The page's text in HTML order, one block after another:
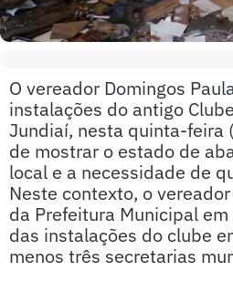
O vereador Domingos
instalações do antigo
Jundiaí, nesta quinta-feira
de mostrar o estado de
local e a necessidade de
Neste contexto, o
da Prefeitura Municipal
das instalações do clube
menos três secretarias